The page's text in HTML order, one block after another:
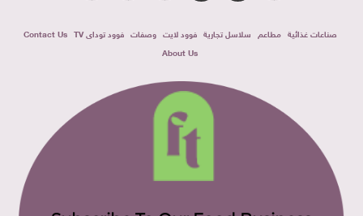
صناعات غذائية مطاعم سلاسل تجارية فوود لايت وصفات فوود توداى TV
Contact Us
About Us